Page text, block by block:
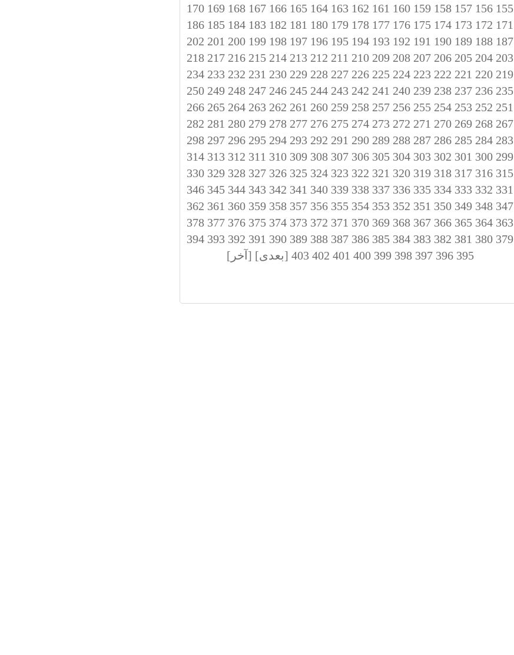
155
156
157
158
159
160
161
162
163
164
165
166
167
168
169
170
171
172
173
174
175
176
177
178
179
180
181
182
183
184
185
186
187
188
189
190
191
192
193
194
195
196
197
198
199
200
201
202
203
204
205
206
207
208
209
210
211
212
213
214
215
216
217
218
219
220
221
222
223
224
225
226
227
228
229
230
231
232
233
234
235
236
237
238
239
240
241
242
243
244
245
246
247
248
249
250
251
252
253
254
255
256
257
258
259
260
261
262
263
264
265
266
267
268
269
270
271
272
273
274
275
276
277
278
279
280
281
282
283
284
285
286
287
288
289
290
291
292
293
294
295
296
297
298
299
300
301
302
303
304
305
306
307
308
309
310
311
312
313
314
315
316
317
318
319
320
321
322
323
324
325
326
327
328
329
330
331
332
333
334
335
336
337
338
339
340
341
342
343
344
345
346
347
348
349
350
351
352
353
354
355
356
357
358
359
360
361
362
363
364
365
366
367
368
369
370
371
372
373
374
375
376
377
378
379
380
381
382
383
384
385
386
387
388
389
390
391
392
393
394
395
396
397
398
399
400
401
402
403 [بعدی] [آخر]